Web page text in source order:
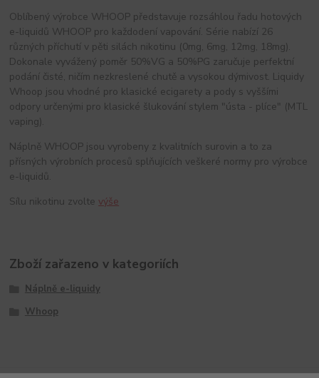
Oblíbený výrobce WHOOP představuje rozsáhlou řadu hotových
e-liquidů WHOOP pro každodení vapování. Série nabízí 26
různých příchutí v pěti silách nikotinu (0mg, 6mg, 12mg, 18mg).
Dokonale vyvážený poměr 50%VG a 50%PG zaručuje perfektní
podání čisté, ničím nezkreslené chutě a vysokou dýmivost. Liquidy
Whoop jsou vhodné pro klasické ecigarety a pody s vyššími
odpory určenými pro klasické šlukování stylem "ústa - plíce" (MTL
vaping).
Náplně WHOOP jsou vyrobeny z kvalitních surovin a to za
přísných výrobních procesů splňujících veškeré normy pro výrobce
e-liquidů.
Sílu nikotinu zvoltevýše
Zboží zařazeno v kategoriích
Náplně e-liquidy
Whoop